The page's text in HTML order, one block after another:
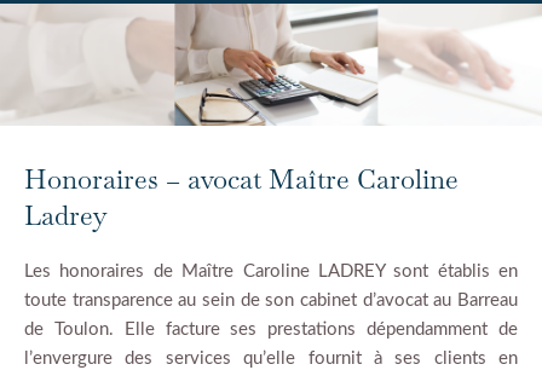
Honoraires – avocat Maître Caroline
Ladrey
Les honoraires de Maître Caroline LADREY sont établis en
toute transparence au sein de son cabinet d’avocat au Barreau
de Toulon. Elle facture ses prestations dépendamment de
l’envergure des services qu’elle fournit à ses clients en